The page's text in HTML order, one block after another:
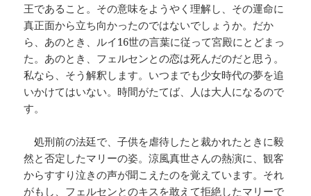
王であること。その意味をようやく理解し、その運命に
真正面から立ち向かったのではないでしょうか。だか
ら、あのとき、ルイ16世の言葉に従って宮殿にとどまっ
た。あのとき、フェルセンとの恋は死んだのだと思う。
私なら、そう解釈します。いつまでも少女時代の夢を追
いかけてはいない。時間がたてば、人は大人になるので
す。
処刑前の法廷で、子供を虐待したと裁かれたときに毅
然と否定したマリーの姿。涼風真世さんの熱演に、観客
からすすり泣きの声が聞こえたのを覚えています。それ
がもし、フェルセンとのキスを敢えて拒絶したマリーで